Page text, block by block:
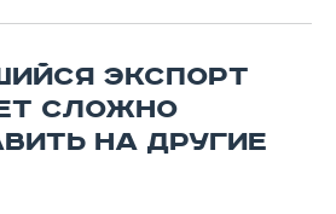
ЭКСПОРТ
СЛОЖНО
НА ДРУГИЕ